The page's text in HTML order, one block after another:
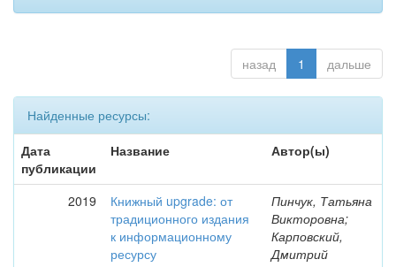
назад 1 дальше
Найденные ресурсы:
Дата
публикации
Название Автор(ы)
2019
Книжный upgrade: от
традиционного издания
к информационному
ресурсу
Пинчук, Татьяна
Викторовна;
Карповский,
Дмитрий